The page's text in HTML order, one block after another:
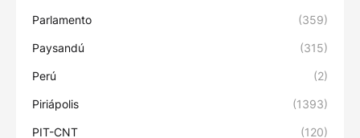
Parlamento (359)
Paysandú (315)
Perú (2)
Piriápolis (1393)
PIT-CNT (120)